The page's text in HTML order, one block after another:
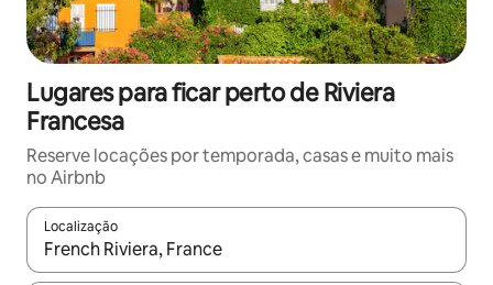
Lugares para ficar perto de Riviera
Francesa
Reserve locações por temporada, casas e muito mais
no Airbnb
Localização
Quando os resultados estiverem disponíveis, explore-os